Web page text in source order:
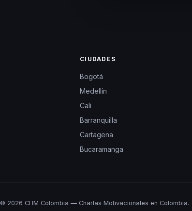
CIUDADES
Bogotá
Medellín
Cali
Barranquilla
Cartagena
Bucaramanga
© 2026 CHM Colombia — Charlas Motivacionales en